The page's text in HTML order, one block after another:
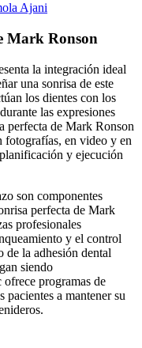
Ajani
Mark Ronson
la integración ideal
una sonrisa de este
los dientes con los
las expresiones
perfecta de Mark Ronson
fotografías, en video y en
y ejecución
son componentes
perfecta de Mark
profesionales
y el control
de la adhesión dental
siendo
programas de
pacientes a mantener su